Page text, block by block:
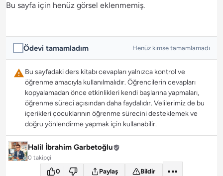
Bu sayfa için henüz görsel eklenmemiş.
Ödevi tamamladım Henüz kimse tamamlamadı
Bu sayfadaki ders kitabı cevapları yalnızca kontrol ve
öğrenme amacıyla kullanılmalıdır. Öğrencilerin cevapları
kopyalamadan önce etkinlikleri kendi başlarına yapmaları,
öğrenme süreci açısından daha faydalıdır. Velilerimiz de bu
içerikleri çocuklarının öğrenme sürecini desteklemek ve
doğru yönlendirme yapmak için kullanabilir.
Halil İbrahim Garbetoğlu
0 takipçi
0 Paylaş Bildir